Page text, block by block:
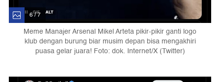
6 / 7
Meme Manajer Arsenal Mikel Arteta pikir-pikir ganti logo
klub dengan burung biar musim depan bisa mengakhiri
puasa gelar juara! Foto: dok. Internet/X (Twitter)